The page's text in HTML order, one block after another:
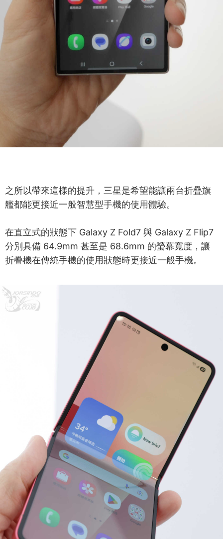
之所以帶來這樣的提升，三星是希望能讓兩台折疊旗
艦都能更接近一般智慧型手機的使用體驗。
在直立式的狀態下 Galaxy Z Fold7 與 Galaxy Z Flip7
分別具備 64.9mm 甚至是 68.6mm 的螢幕寬度，讓
折疊機在傳統手機的使用狀態時更接近一般手機。